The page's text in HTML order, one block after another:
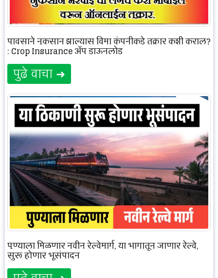
पावसाने नुकसान झाल्यास विमा कंपनीकडे तक्रार कशी कराल?
: Crop Insurance ॲप डाऊनलोड
पुढे वाचा ➜
पुण्याला मिळणार नवीन रेल्वेमार्ग, या भागातून जाणार रेल्वे,
सुरू होणार भूसंपादन